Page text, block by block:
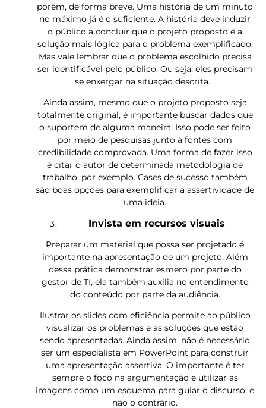
porém, de forma breve. Uma história de um minuto
no máximo já é o suficiente. A história deve induzir
o público a concluir que o projeto proposto é a
solução mais lógica para o problema exemplificado.
Mas vale lembrar que o problema escolhido precisa
ser identificável pelo público. Ou seja, eles precisam
se enxergar na situação descrita.
Ainda assim, mesmo que o projeto proposto seja
totalmente original, é importante buscar dados que
o suportem de alguma maneira. Isso pode ser feito
por meio de pesquisas junto à fontes com
credibilidade comprovada. Uma forma de fazer isso
é citar o autor de determinada metodologia de
trabalho, por exemplo. Cases de sucesso também
são boas opções para exemplificar a assertividade de
uma ideia.
Invista em recursos visuais
Preparar um material que possa ser projetado é
importante na apresentação de um projeto. Além
dessa prática demonstrar esmero por parte do
gestor de TI, ela também auxilia no entendimento
do conteúdo por parte da audiência.
Ilustrar os slides com eficiência permite ao público
visualizar os problemas e as soluções que estão
sendo apresentadas. Ainda assim, não é necessário
ser um especialista em PowerPoint para construir
uma apresentação assertiva. O importante é ter
sempre o foco na argumentação e utilizar as
imagens como um esquema para guiar o discurso, e
não o contrário.